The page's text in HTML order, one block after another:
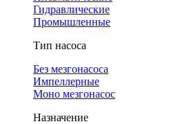
Гидравлические
Промышленные
Тип насоса
Без мезгонасоса
Импеллерные
Моно мезгонасос
Назначение